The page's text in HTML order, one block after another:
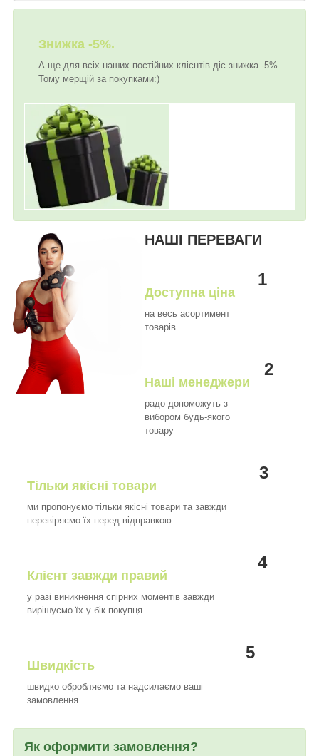
Знижка -5%.
А ще для всіх наших постійних клієнтів діє знижка -5%.
Тому мерщій за покупками:)
НАШІ ПЕРЕВАГИ
1
Доступна ціна
на весь асортимент
товарів
2
Наші менеджери
радо допоможуть з
вибором будь-якого
товару
3
Тільки якісні товари
ми пропонуємо тільки якісні товари та завжди
перевіряємо їх перед відправкою
4
Клієнт завжди правий
у разі виникнення спірних моментів завжди
вирішуємо їх у бік покупця
5
Швидкість
швидко обробляємо та надсилаємо ваші
замовлення
Як оформити замовлення?